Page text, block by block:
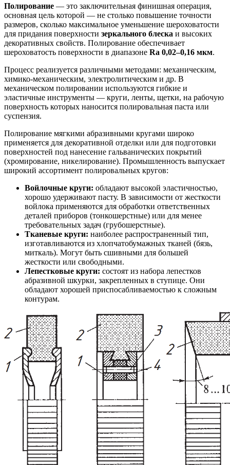
Полирование — это заключительная финишная операция,
основная цель которой — не столько повышение точности
размеров, сколько максимальное уменьшение шероховатости
для придания поверхности зеркального блеска и высоких
декоративных свойств. Полирование обеспечивает
шероховатость поверхности в диапазоне Ra 0,02–0,16 мкм.
Процесс реализуется различными методами: механическим,
химико-механическим, электролитическим и др. В
механическом полировании используются гибкие и
эластичные инструменты — круги, ленты, щетки, на рабочую
поверхность которых наносится полировальная паста или
суспензия.
Полирование мягкими абразивными кругами широко
применяется для декоративной отделки или для подготовки
поверхностей под нанесение гальванических покрытий
(хромирование, никелирование). Промышленность выпускает
широкий ассортимент полировальных кругов:
Войлочные круги: обладают высокой эластичностью,
хорошо удерживают пасту. В зависимости от жесткости
войлока применяются для обработки ответственных
деталей приборов (тонкошерстные) или для менее
требовательных задач (грубошерстные).
Тканевые круги: наиболее распространенный тип,
изготавливаются из хлопчатобумажных тканей (бязь,
миткаль). Могут быть сшивными для большей
жесткости или свободными.
Лепестковые круги: состоят из набора лепестков
абразивной шкурки, закрепленных в ступице. Они
обладают хорошей приспосабливаемостью к сложным
контурам.